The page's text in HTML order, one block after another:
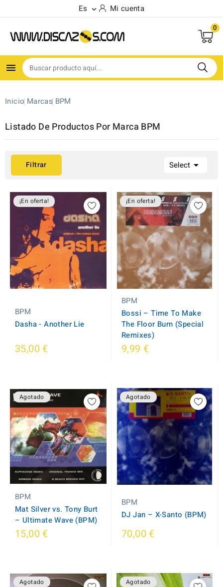
Es  Mi cuenta
0

Inicio Marcas BPM
Listado De Productos Por Marca BPM
Filtrar
(1)
Select 
¡En oferta!
BPM
Dasha - Another Lie
35,00 €
¡En oferta!
BPM
Bossi ‎– Time To Make
The Floor Burn (Special
Remixes)
9,99 €
Agotado
BPM
Mat Silver vs. Tony Burt
‎– Ultimate Wave (BPM)
15,00 €
Agotado
BPM
DJ Jan ‎– X-Santo (BPM)
70,00 €
Agotado Agotado